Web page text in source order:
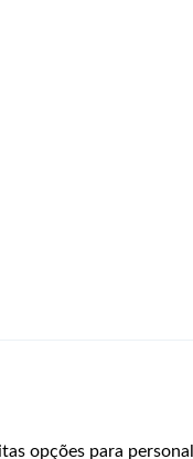
opções para